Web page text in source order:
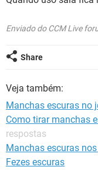
Enviado do CCM Live
Share
Veja também:
Manchas escuras no
Como tirar manchas
respostas
Manchas escuras
Fezes escuras